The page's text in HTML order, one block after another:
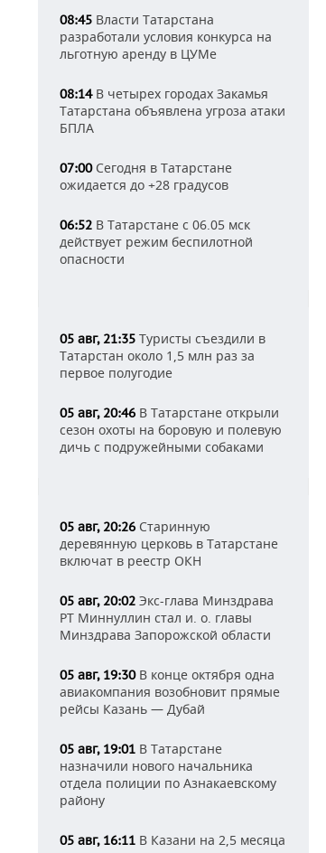
08:45 Власти Татарстана
разработали условия конкурса на
льготную аренду в ЦУМе
08:14В четырех городах Закамья
Татарстана объявлена угроза атаки
БПЛА
07:00Сегодня в Татарстане
ожидается до +28 градусов
06:52 В Татарстане с 06.05 мск
действует режим беспилотной
опасности
05 авг, 21:35 Туристы съездили в
Татарстан около 1,5 млн раз за
первое полугодие
05 авг, 20:46 В Татарстане открыли
сезон охоты на боровую и полевую
дичь с подружейными собаками
05 авг, 20:26 Старинную
деревянную церковь в Татарстане
включат в реестр ОКН
05 авг, 20:02 Экс-глава Минздрава
РТ Миннуллин стал и. о. главы
Минздрава Запорожской области
05 авг, 19:30В конце октября одна
авиакомпания возобновит прямые
рейсы Казань — Дубай
05 авг, 19:01 В Татарстане
назначили нового начальника
отдела полиции по Азнакаевскому
району
05 авг, 16:11 В Казани на 2,5 месяца